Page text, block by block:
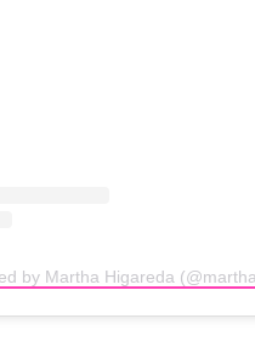
by Martha Higareda